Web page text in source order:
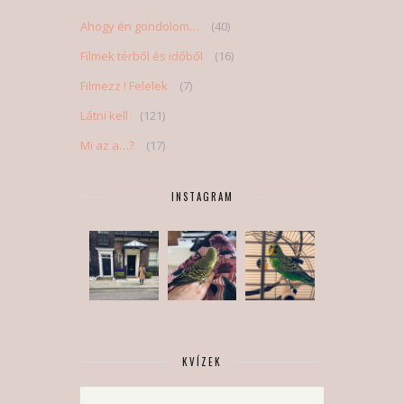
Ahogy én gondolom…
(40)
Filmek térből és időből
(16)
Filmezz ! Felelek
(7)
Látni kell
(121)
Mi az a…?
(17)
INSTAGRAM
KVÍZEK